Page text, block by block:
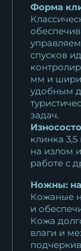
Форма
спусков
мм и
удобным
задач.
клинка
на излом
работе с
Ножны:
Кожаные
и
Кожа
влаги и